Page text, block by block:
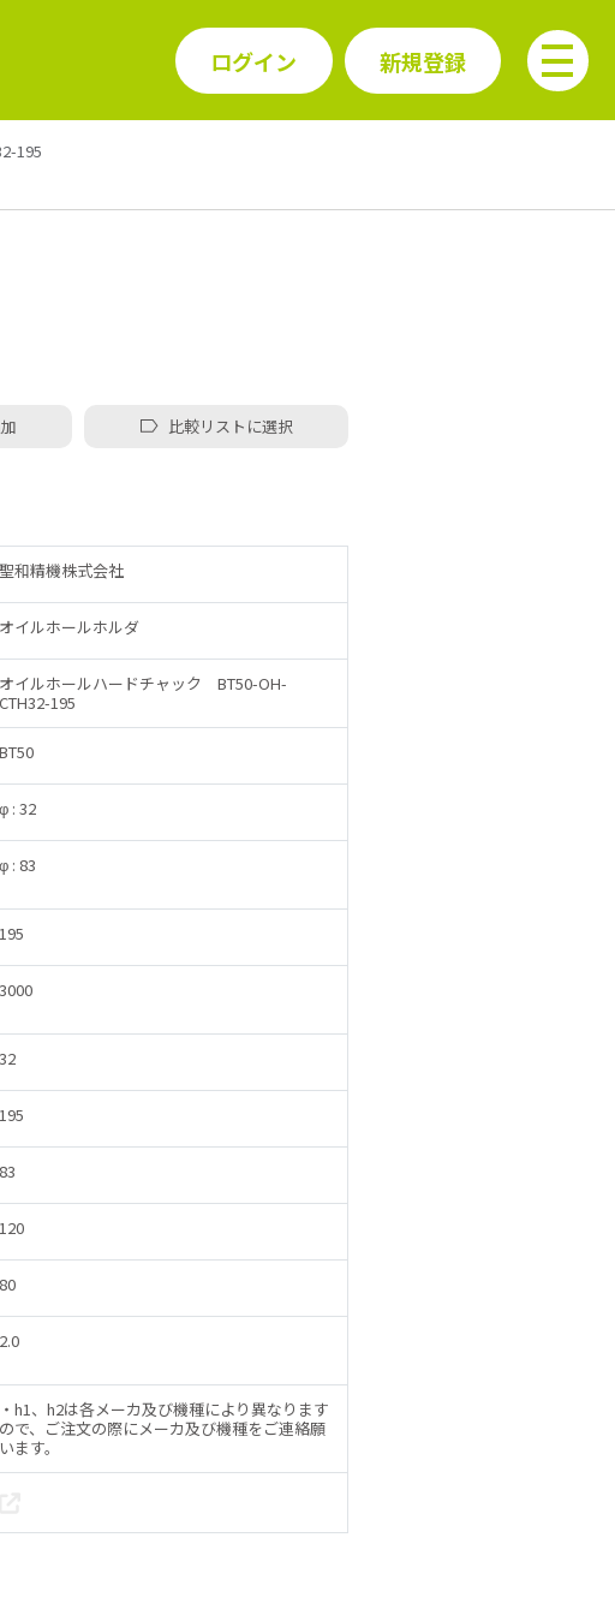
ログイン 新規登録
195
比較リストに選択
聖和精機株式会社
オイルホールホルダ
オイルホールハードチャック BT50-OH-
CTH32-195
BT50
φ : 32
φ : 83
195
3000
32
195
83
120
80
2.0
・h1、h2は各メーカ及び機種により異なります
ので、ご注文の際にメーカ及び機種をご連絡願
います。